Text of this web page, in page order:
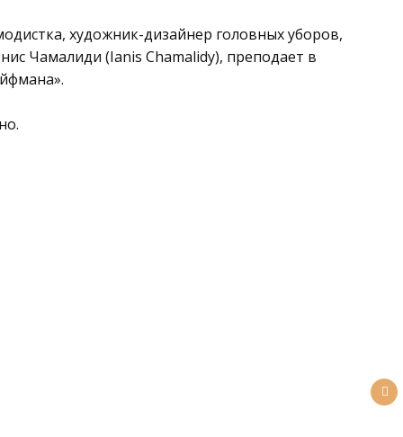
художник-дизайнер головных уборов,
Чамалиди (Ianis Chamalidy), преподает в